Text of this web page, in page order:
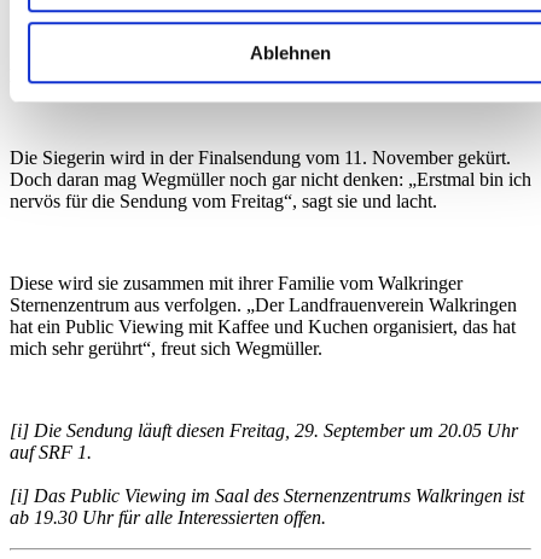
Erfahren Sie mehr darüber, wie Ihre persönlichen Daten
verarbeitet werden, und legen Sie Ihre Präferenzen im
Abschnitt Einzelheitenfest.
Wir verwenden Cookies, um Inhalte und Anzeigen zu
personalisieren, Funktionen für soziale Medien anbieten zu
können und die Zugriffe auf unsere Website zu analysieren.
Werbung und Analysen weiter. Unsere Partner führen diese
Informationen möglicherweise mit weiteren Daten
die Sie ihnen bereitgestellt haben oder die sie im Rahmen
Ablehnen
Nervosität vor dem Public Viewing in Walkringen
Die Siegerin wird in der Finalsendung vom 11. November gekürt.
Doch daran mag Wegmüller noch gar nicht denken: „Erstmal bin ich
nervös für die Sendung vom Freitag“, sagt sie und lacht.
Diese wird sie zusammen mit ihrer Familie vom Walkringer
Sternenzentrum aus verfolgen. „Der Landfrauenverein Walkringen
hat ein Public Viewing mit Kaffee und Kuchen organisiert, das hat
mich sehr gerührt“, freut sich Wegmüller.
[i] Die Sendung läuft diesen Freitag, 29. September um 20.05 Uhr
auf SRF 1.
[i] Das Public Viewing im Saal des Sternenzentrums Walkringen ist
ab 19.30 Uhr für alle Interessierten offen.